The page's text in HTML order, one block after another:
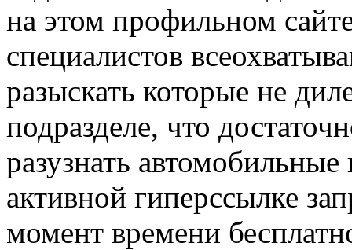
на этом профильном
специалистов
разыскать которые не
подразделе, что
разузнать
активной гиперссылке
момент времени